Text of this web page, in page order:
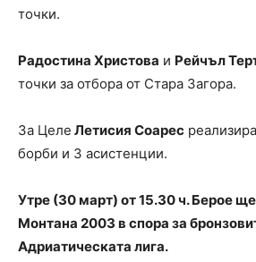
точки.
Радостина Христова и Рейчъл
точки за отбора от Стара Загора.
За Целе Летисия Соарес
борби и 3 асистенции.
Утре (30 март) от 15.30 ч. Берое
Монтана 2003 в спора за
Адриатическата лига.